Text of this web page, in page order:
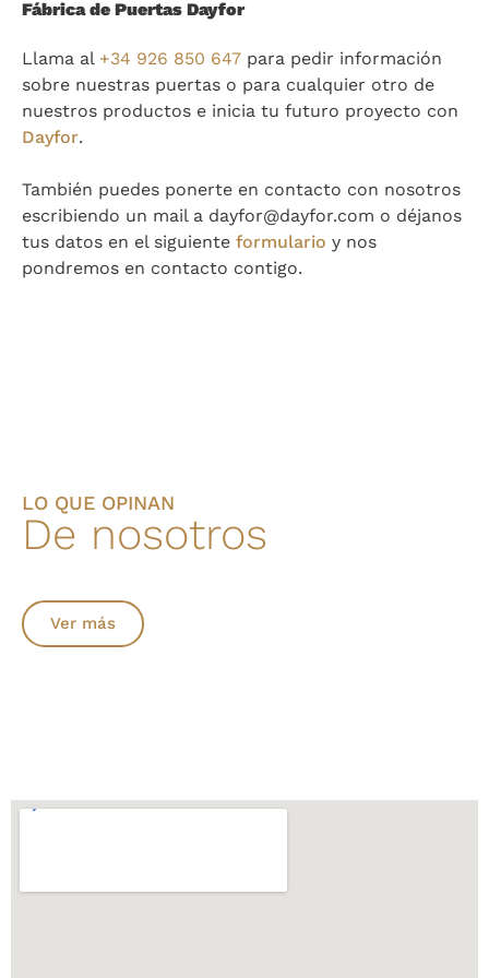
Fábrica de Puertas Dayfor
Llama al +34 926 850 647 para pedir información
sobre nuestras puertas o para cualquier otro de
nuestros productos e inicia tu futuro proyecto con
Dayfor.
También puedes ponerte en contacto con nosotros
escribiendo un mail a dayfor@dayfor.com o déjanos
tus datos en el siguiente formulario y nos
pondremos en contacto contigo.
LO QUE OPINAN
De nosotros
Ver más